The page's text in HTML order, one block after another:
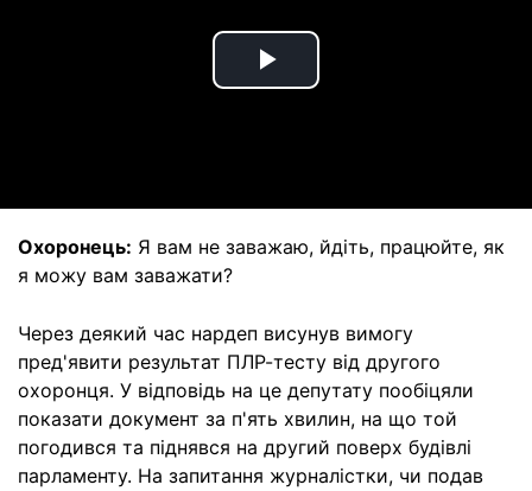
Play
Охоронець: Я вам не заважаю, йдіть, працюйте, як
я можу вам заважати?
Через деякий час нардеп висунув вимогу
пред'явити результат ПЛР-тесту від другого
охоронця. У відповідь на це депутату пообіцяли
показати документ за п'ять хвилин, на що той
погодився та піднявся на другий поверх будівлі
парламенту. На запитання журналістки, чи подав